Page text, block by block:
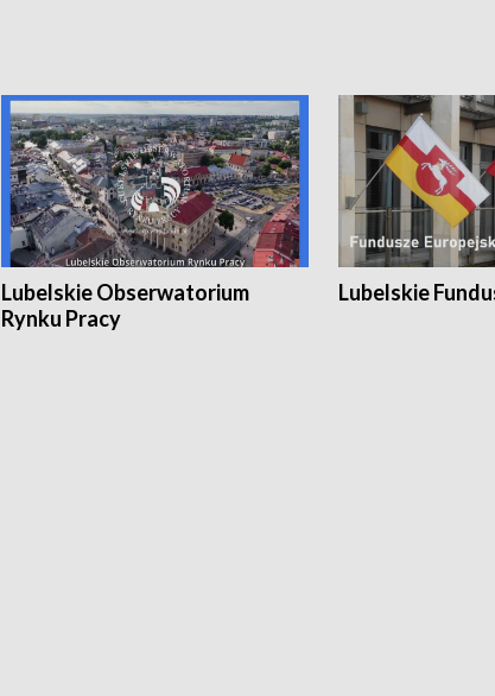
Lubelskie Obserwatorium
Rynku Pracy
Lubelskie